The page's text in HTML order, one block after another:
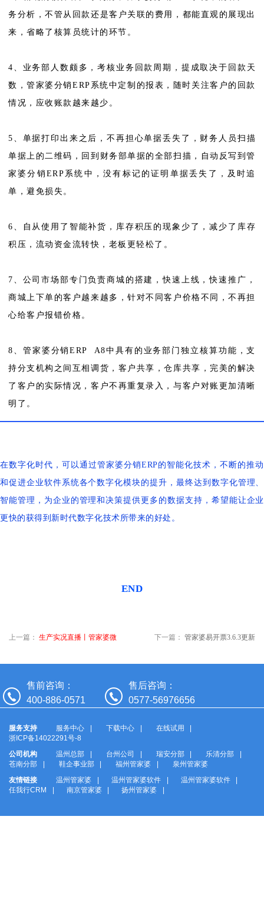
务分析，不管从回款还是客户关联的费用，都能直观的展现出
来，省略了核算员统计的环节。
4、业务部人数颇多，考核业务回款周期，提成取决于回款天
数，管家婆分销ERP系统中定制的报表，随时关注客户的回款
情况，应收账款越来越少。
5、单据打印出来之后，不再担心单据丢失了，财务人员扫描
单据上的二维码，回到财务部单据的全部扫描，自动反写到管
家婆分销ERP系统中，没有标记的证明单据丢失了，及时追
单，避免损失。
6、自从使用了智能补货，库存积压的现象少了，减少了库存
积压，流动资金流转快，老板更轻松了。
7、公司市场部专门负责商城的搭建，快速上线，快速推广，
商城上下单的客户越来越多，针对不同客户价格不同，不再担
心给客户报错价格。
8、管家婆分销ERP A8中具有的业务部门独立核算功能，支
持分支机构之间互相调货，客户共享，仓库共享，完美的解决
了客户的实际情况，客户不再重复录入，与客户对账更加清晰
明了。
在数字化时代，可以通过管家婆分销ERP的智能化技术，不断的推动
和促进企业软件系统各个数字化模块的提升，最终达到数字化管理、
智能管理，为企业的管理和决策提供更多的数据支持，希望能让企业
更快的获得到新时代数字化技术所带来的好处。
END
上一篇： 生产实况直播丨管家婆微 下一篇： 管家婆易开票3.6.3更新
售前咨询：
400-886-0571
售后咨询：
0577-56976656
服务支持 服务中心 下载中心
在线试用
浙ICP备14022291号-8
公司机构
温州总部 台州公司 瑞安分部
乐清分部
苍南分部
鞋企事业部 福州管家婆
泉州管家婆
友情链接
温州管家婆 温州管家婆软件
温州管家婆软件
任我行CRM
南京管家婆 扬州管家婆